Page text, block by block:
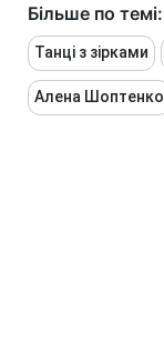
Більше по темі:
Танці з зірками
Алена Шоптенко